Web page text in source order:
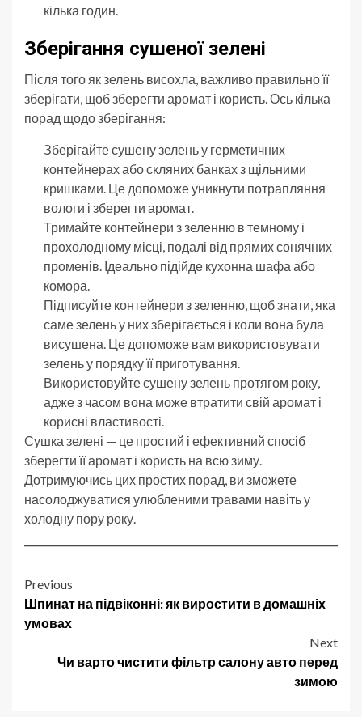
кілька годин.
Зберігання сушеної зелені
Після того як зелень висохла, важливо правильно її
зберігати, щоб зберегти аромат і користь. Ось кілька
порад щодо зберігання:
Зберігайте сушену зелень у герметичних
контейнерах або скляних банках з щільними
кришками. Це допоможе уникнути потрапляння
вологи і зберегти аромат.
Тримайте контейнери з зеленню в темному і
прохолодному місці, подалі від прямих сонячних
променів. Ідеально підійде кухонна шафа або
комора.
Підписуйте контейнери з зеленню, щоб знати, яка
саме зелень у них зберігається і коли вона була
висушена. Це допоможе вам використовувати
зелень у порядку її приготування.
Використовуйте сушену зелень протягом року,
адже з часом вона може втратити свій аромат і
корисні властивості.
Сушка зелені — це простий і ефективний спосіб
зберегти її аромат і користь на всю зиму.
Дотримуючись цих простих порад, ви зможете
насолоджуватися улюбленими травами навіть у
холодну пору року.
Post
navigation
Previous
Шпинат на підвіконні: як виростити в домашніх
умовах
Next
Чи варто чистити фільтр салону авто перед
зимою